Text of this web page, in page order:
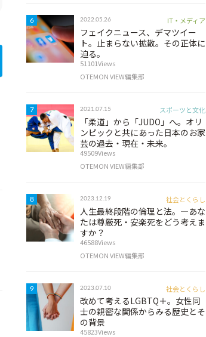
6 2022.05.26 IT・メディア
フェイクニュース、デマツイー
ト。止まらない拡散。その正体に
迫る。
51101Views
OTEMON VIEW編集部
7 2021.07.15 スポーツと文化
「柔道」から「JUDO」へ。オリ
ンピックと共にあった日本のお家
芸の過去・現在・未来。
49509Views
OTEMON VIEW編集部
8 2023.12.19 社会とくらし
人生最終段階の倫理と法。―あな
たは尊厳死・安楽死をどう考えま
すか？
46588Views
OTEMON VIEW編集部
9 2023.07.10 社会とくらし
改めて考えるLGBTQ＋。女性同
士の親密な関係からみる歴史とそ
の背景
45823Views